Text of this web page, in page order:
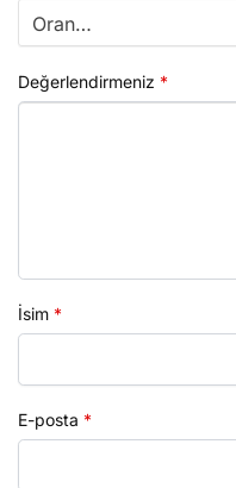
Değerlendirmeniz *
İsim *
E-posta *